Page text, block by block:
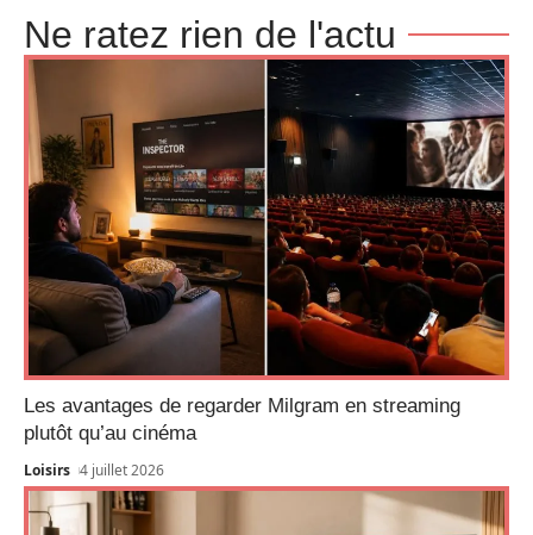
Ne ratez rien de l'actu
Les avantages de regarder Milgram en streaming
plutôt qu’au cinéma
Loisirs 4 juillet 2026